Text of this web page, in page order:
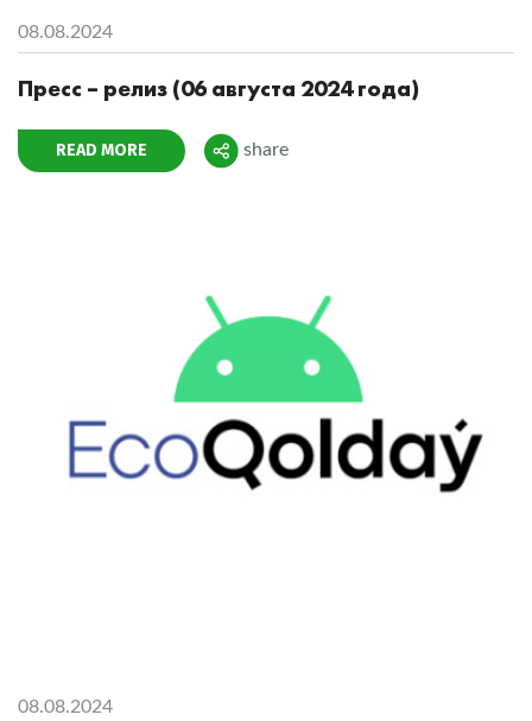
08.08.2024
Пресс – релиз (06 августа 2024 года)
READ MORE Поделиться
share
08.08.2024